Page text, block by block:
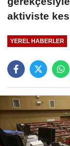
aktiviste
YEREL HABERLER